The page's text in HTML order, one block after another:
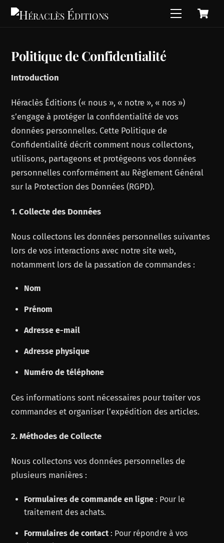
Skip
Menu
Politique de Confidentialité
Introduction
Héraclès Éditions (« nous », « notre », « nos »)
s’engage à protéger la confidentialité de vos
données personnelles. Cette Politique de
Confidentialité décrit comment nous collectons,
utilisons, partageons et protégeons vos données
personnelles conformément au Règlement Général
sur la Protection des Données (RGPD).
1. Collecte des Données
Nous collectons les données personnelles suivantes
lors de vos interactions avec notre site web,
notamment lors de la passation de commandes :
Nom
Prénom
Adresse e-mail
Adresse physique
Numéro de téléphone
Ces informations sont nécessaires pour traiter vos
commandes et organiser l’expédition des articles.
2. Méthodes de Collecte
Nous collectons vos données personnelles de
plusieurs manières :
Formulaires de commande en ligne : Pour le
traitement des achats.
Formulaires de contact : Pour répondre à vos